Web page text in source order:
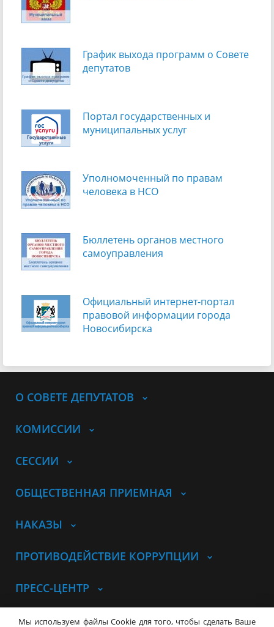
График выхода программ о Cовете
депутатов
Портал государственных и
муниципальных услуг
Уполномоченный по правам
человека в НСО
Бюллетень органов местного
самоуправления
Официальный интернет-портал
правовой информации города
Новосибирска
О СОВЕТЕ ДЕПУТАТОВ
КОМИССИИ
СЕССИИ
ОБЩЕСТВЕННАЯ ПРИЕМНАЯ
НАКАЗЫ
ПРОТИВОДЕЙСТВИЕ КОРРУПЦИИ
ПРЕСС-ЦЕНТР
© Совет депутатов города
Мы используем файлы Cookie для того, чтобы сделать Ваше